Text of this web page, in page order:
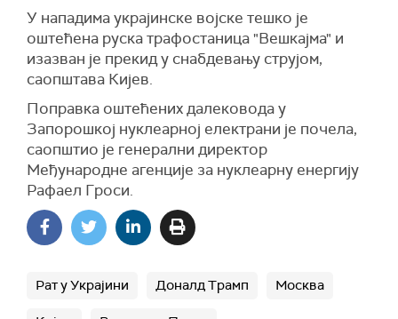
У нападима украјинске војске тешко је
оштећена руска трафостаница "Вешкајма" и
изазван је прекид у снабдевању струјом,
саопштава Кијев.
Поправка оштећених далековода у
Запорошкој нуклеарној електрани је почела,
саопштио је генерални директор
Међународне агенције за нуклеарну енергију
Рафаел Гроси.
Рат у Украјини Доналд Трамп Москва